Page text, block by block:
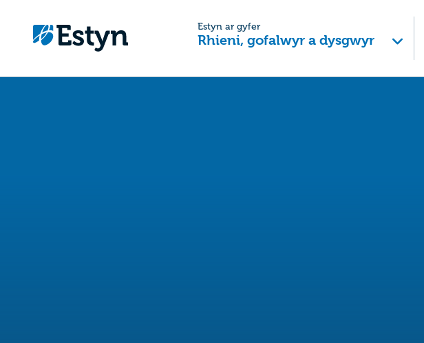
Estyn ar gyfer
Rhieni, gofalwyr a dysgwyr